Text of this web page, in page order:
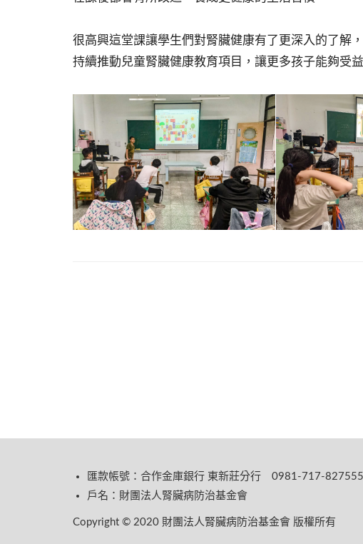
很高興這堂課讓學生們對腎臟健康有了更深入的了解
持續推動兒童腎臟健康教育項目，讓更多孩子能夠受
匯款帳號：合作金庫銀行 東新莊分行 0981-717-827555
戶名：財團法人腎臟病防治基金會
Copyright © 2020 財團法人腎臟病防治基金會 版權所有